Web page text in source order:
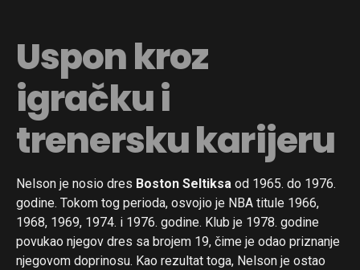
Uspon kroz
igračku i
trenersku karijeru
Nelson je nosio dres Boston Seltiksa od 1965. do 1976.
godine. Tokom tog perioda, osvojio je NBA titule 1966,
1968, 1969, 1974. i 1976. godine. Klub je 1978. godine
povukao njegov dres sa brojem 19, čime je odao priznanje
njegovom doprinosu. Kao rezultat toga, Nelson je ostao